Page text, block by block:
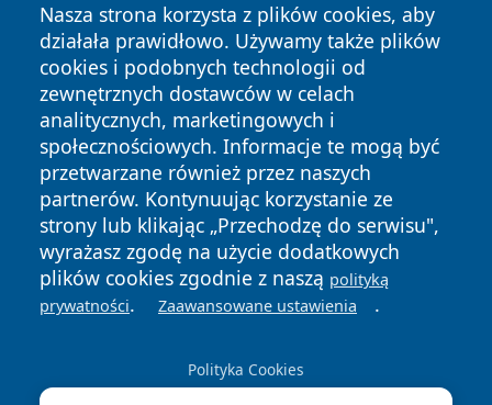
Nasza strona korzysta z plików cookies, aby
działała prawidłowo. Używamy także plików
cookies i podobnych technologii od
zewnętrznych dostawców w celach
analitycznych, marketingowych i
społecznościowych. Informacje te mogą być
przetwarzane również przez naszych
partnerów. Kontynuując korzystanie ze
strony lub klikając „Przechodzę do serwisu",
wyrażasz zgodę na użycie dodatkowych
plików cookies zgodnie z naszą polityką
prywatności. Zaawansowane ustawienia .
Polityka Cookies
Copyright © 2026 terazgniezno.pl Wszystkie prawa
zastrzeżone.
News Autorzy
Polityka
Prywatności
Polityka
Cookies